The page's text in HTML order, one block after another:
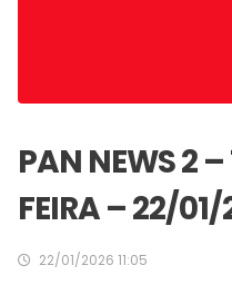
PAN NEWS 2
FEIRA – 22/
22/01/2026 11:05